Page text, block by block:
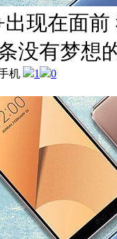
出现在面前
没有梦想
机 1
0